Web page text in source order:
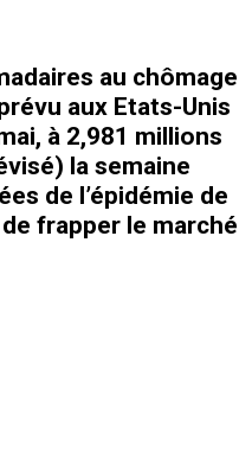
au chômage
aux Etats-Unis
à 2,981 millions
la semaine
de l’épidémie de
frapper le marché